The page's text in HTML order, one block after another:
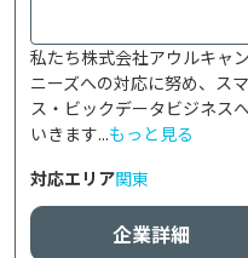
私たち株式会社アウルキャ
ニーズへの対応に努め、ス
ス・ビックデータビジネス
いきます...もっと見る
対応エリア関東
企業詳細